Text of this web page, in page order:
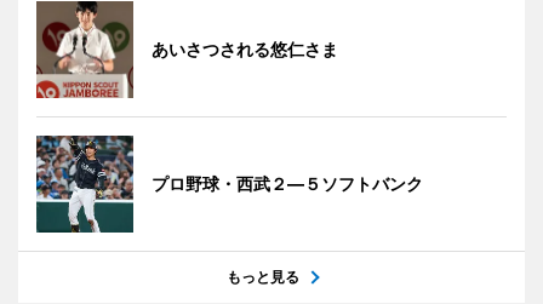
あいさつされる悠仁さま
プロ野球・西武２―５ソフトバンク
もっと見る